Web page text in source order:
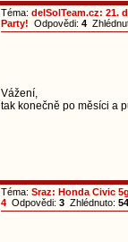
Téma: delSolTeam.cz: 21.
Party! Odpovědi: 4
Vážení,
tak konečně po měsíci a
Téma: Sraz: Honda Civic
4 Odpovědi: 3 Zhlédnuto: